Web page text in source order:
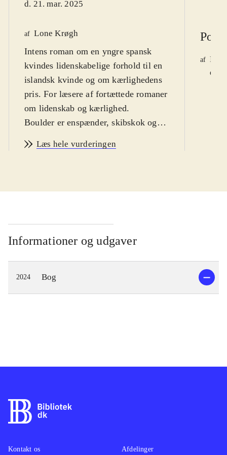
d. 21. mar. 2025
af Lone Krøgh
Intens roman om en yngre spansk
kvindes lidenskabelige forhold til en
islandsk kvinde og om kærlighedens
pris. For læsere af fortættede romaner
om lidenskab og kærlighed.
Boulder er enspænder, skibskok og
rejse i Sydamerika tiltrækkes og
Reykjavik, hvor Samsa gør karriere,
sin egen madvogn. Efter nogle år vil
Samsa have et barn. Boulder vil ikke,
men sådan bliver det. Samsa går op i
rollen som først gravid og senere som
mor i en grad, der udelukker Boulder,
og deres før så lidenskabelige
Booker Prize i 2023 og er catalanske
Selvbevidst og fortættet kortroman,
som med sin stilsikre intensitet
Fortællerens lidenskab, vrede og
Læs hele vurderingen
af
d.
Informationer og udgaver
2024 Bog
Kontakt os Afdelinger